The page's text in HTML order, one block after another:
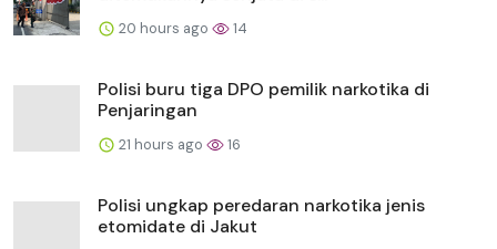
20 hours ago 14
Polisi buru tiga DPO pemilik narkotika di
Penjaringan
21 hours ago 16
Polisi ungkap peredaran narkotika jenis
etomidate di Jakut